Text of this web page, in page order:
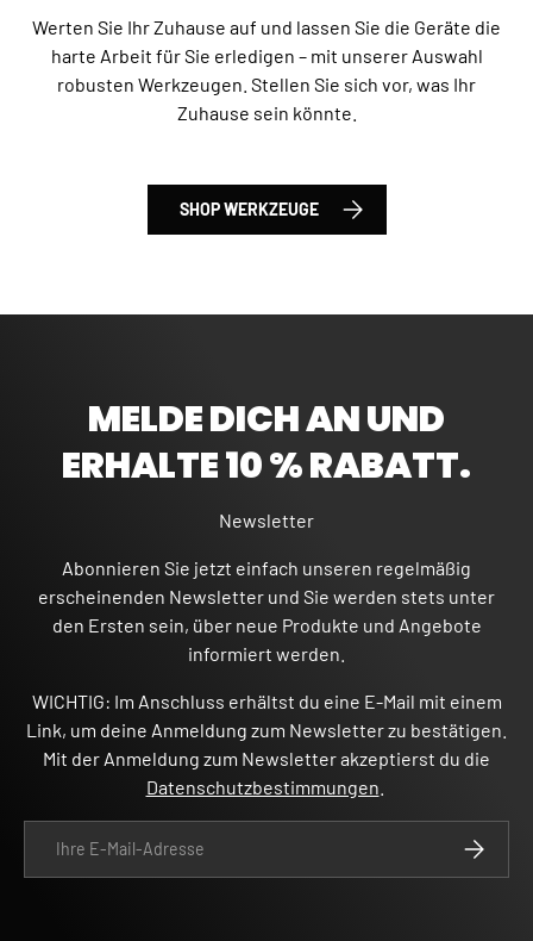
Werten Sie Ihr Zuhause auf und lassen Sie die Geräte die
harte Arbeit für Sie erledigen – mit unserer Auswahl
robusten Werkzeugen. Stellen Sie sich vor, was Ihr
Zuhause sein könnte.
SHOP WERKZEUGE
MELDE DICH AN UND
ERHALTE 10 % RABATT.
Newsletter
Abonnieren Sie jetzt einfach unseren regelmäßig
erscheinenden Newsletter und Sie werden stets unter
den Ersten sein, über neue Produkte und Angebote
informiert werden.
WICHTIG: Im Anschluss erhältst du eine E-Mail mit einem
Link, um deine Anmeldung zum Newsletter zu bestätigen.
Mit der Anmeldung zum Newsletter akzeptierst du die
Datenschutzbestimmungen